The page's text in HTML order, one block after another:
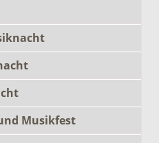
Musikfest